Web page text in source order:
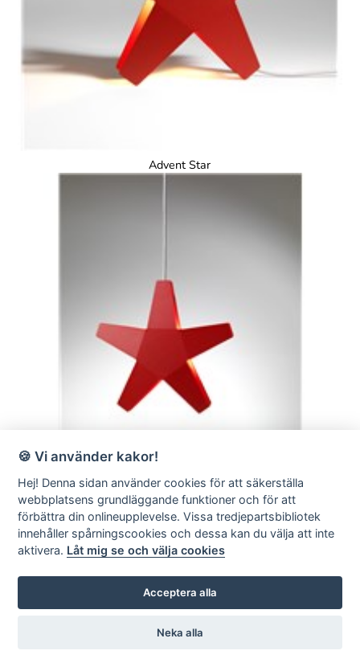
Advent Star
Advent Star
🍪 Vi använder kakor!
Hej! Denna sidan använder cookies för att säkerställa
webbplatsens grundläggande funktioner och för att
förbättra din onlineupplevelse. Vissa tredjepartsbibliotek
innehåller spårningscookies och dessa kan du välja att inte
aktivera. Låt mig se och välja cookies
Acceptera alla
Neka alla